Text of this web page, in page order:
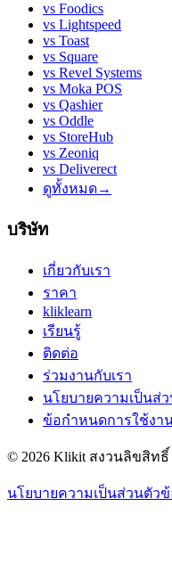
vs Foodics
vs Lightspeed
vs Toast
vs Square
vs Revel Systems
vs Moka POS
vs Qashier
vs Oddle
vs StoreHub
vs Zeoniq
vs Deliverect
ดูทั้งหมด→
บริษัท
เกี่ยวกับเรา
ราคา
kliklearn
เรียนรู้
ติดต่อ
ร่วมงานกับเรา
นโยบายความเป็นส่
ข้อกำหนดการใช้งา
© 2026 Klikit สงวนลิขสิทธิ์
นโยบายความเป็นส่วนตัวข้